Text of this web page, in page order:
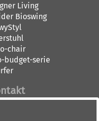
Living
Bioswing
chair
budget-serie